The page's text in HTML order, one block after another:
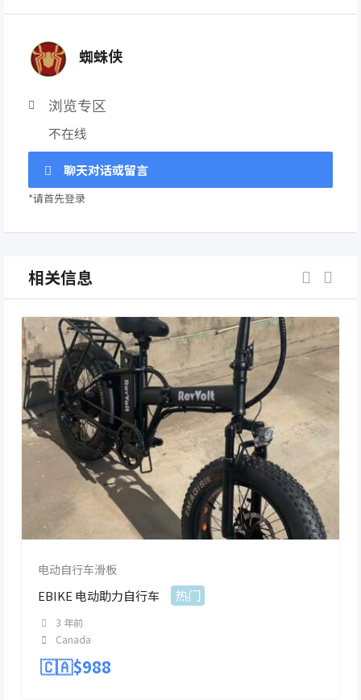
蜘蛛侠
浏览专区
不在线
聊天对话或留言
*请首先登录
相关信息
电动自行车滑板
EBIKE 电动助力自行车 热门
3 年前
Canada
🇨🇦$988